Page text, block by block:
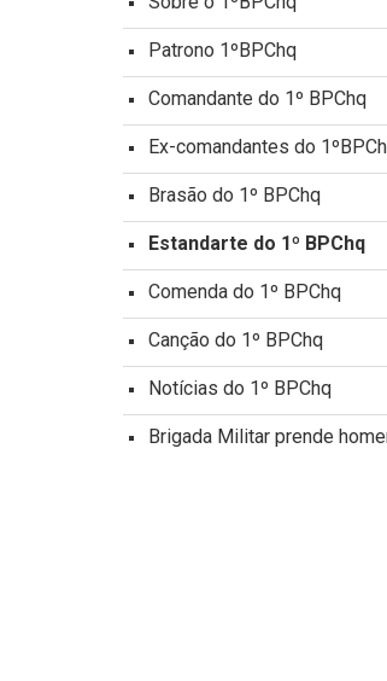
Patrono 1ºBPChq
Comandante do 1º BPChq
Ex-comandantes do
Brasão do 1º BPChq
Estandarte do 1º BPChq
Comenda do 1º BPChq
Canção do 1º BPChq
Notícias do 1º BPChq
Brigada Militar prende